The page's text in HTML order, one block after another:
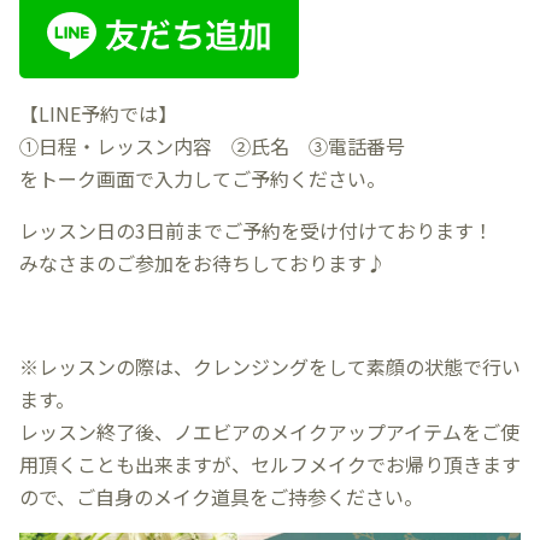
【LINE予約では】
①日程・レッスン内容 ②氏名 ③電話番号
をトーク画面で入力してご予約ください。
レッスン日の3日前までご予約を受け付けております！
みなさまのご参加をお待ちしております♪
※レッスンの際は、クレンジングをして素顔の状態で行い
ます。
レッスン終了後、ノエビアのメイクアップアイテムをご使
用頂くことも出来ますが、セルフメイクでお帰り頂きます
ので、ご自身のメイク道具をご持参ください。